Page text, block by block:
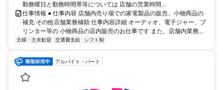
勤務曜日と勤務時間帯等については 店舗の営業時間...
仕事情報 ● 仕事内容 店舗内売り場での家電製品の販売、小物商品の
補充 その他店舗業務補助 仕事内容詳細 オーディオ、電子ジャー、プ
リンター等の 小物商品の店内販売のお仕事です また、店舗内業務...
主婦・主夫歓迎 交通費支給 シフト制
アルバイト・パート